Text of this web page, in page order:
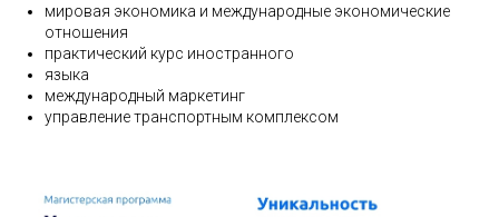
мировая экономика и международные экономические
отношения
практический курс иностранного
языка
международный маркетинг
управление транспортным комплексом